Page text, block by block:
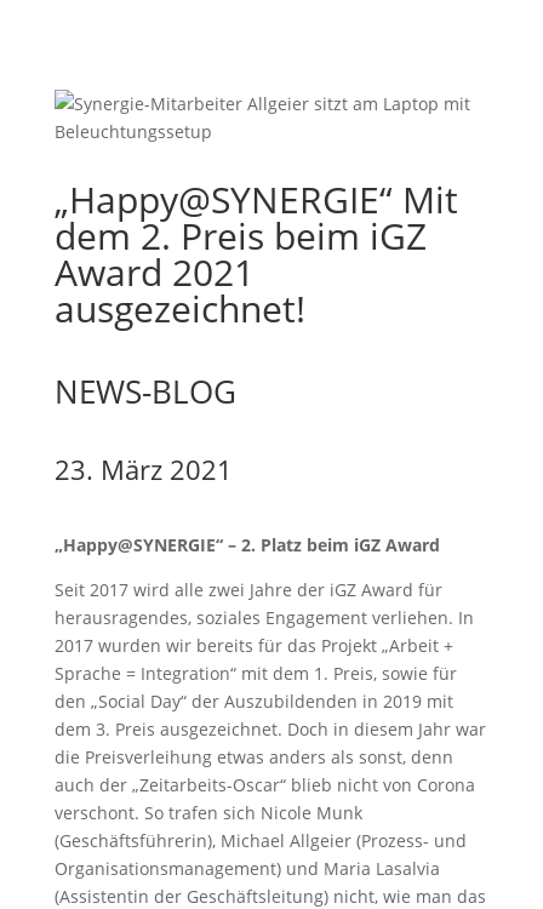
„Happy@SYNERGIE“ Mit
dem 2. Preis beim iGZ
Award 2021
ausgezeichnet!
NEWS-BLOG
23. März 2021
„Happy@SYNERGIE“ – 2. Platz beim iGZ Award
Seit 2017 wird alle zwei Jahre der iGZ Award für
herausragendes, soziales Engagement verliehen. In
2017 wurden wir bereits für das Projekt „Arbeit +
Sprache = Integration“ mit dem 1. Preis, sowie für
den „Social Day“ der Auszubildenden in 2019 mit
dem 3. Preis ausgezeichnet. Doch in diesem Jahr war
die Preisverleihung etwas anders als sonst, denn
auch der „Zeitarbeits-Oscar“ blieb nicht von Corona
verschont. So trafen sich Nicole Munk
(Geschäftsführerin), Michael Allgeier (Prozess- und
Organisationsmanagement) und Maria Lasalvia
(Assistentin der Geschäftsleitung) nicht, wie man das